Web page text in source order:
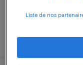
publié le 27 juillet
Liste de nos